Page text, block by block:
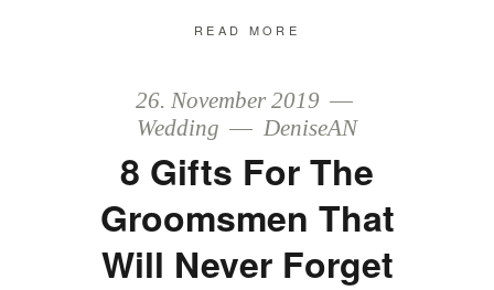
READ MORE
26. November 2019
Wedding
DeniseAN
8 Gifts For The
Groomsmen That
Will Never Forget